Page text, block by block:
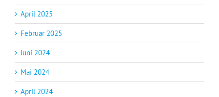
April 2025
Februar 2025
Juni 2024
Mai 2024
April 2024